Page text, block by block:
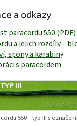
a odkazy
paracordu 550 (PDF)
a jejich rozdíly –
spony a karabiny
s paracordem
550 – typ III s